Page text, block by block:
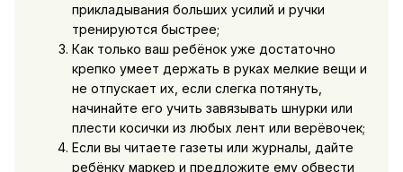
прикладывания больших усилий и ручки
тренируются быстрее;
Как только ваш ребёнок уже достаточно
крепко умеет держать в руках мелкие вещи и
не отпускает их, если слегка потянуть,
начинайте его учить завязывать шнурки или
плести косички из любых лент или верёвочек;
Если вы читаете газеты или журналы, дайте
ребёнку маркер и предложите ему обвести